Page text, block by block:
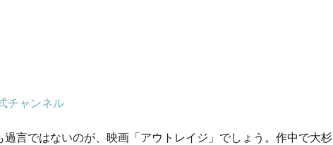
チャンネル
言ではないのが、映画「アウトレイジ」でしょう。作中で大杉